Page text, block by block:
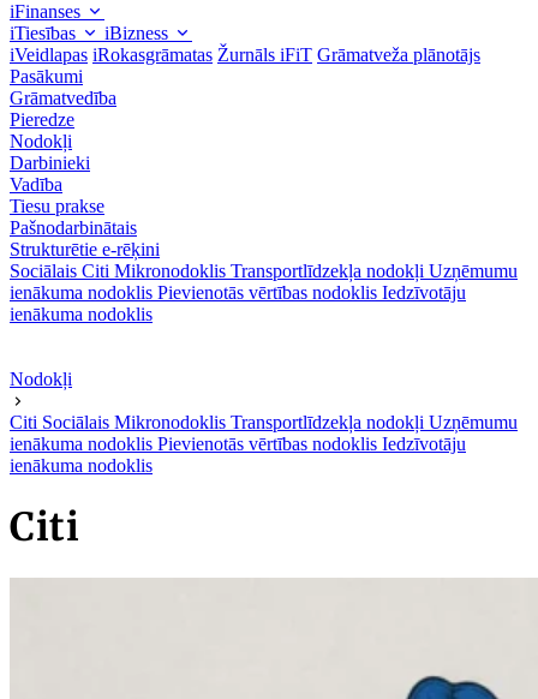
iFinanses
iTiesības
iBizness
iVeidlapas iRokasgrāmatas Žurnāls iFiT Grāmatveža plānotājs
Pasākumi
Grāmatvedība
Pieredze
Nodokļi
Darbinieki
Vadība
Tiesu prakse
Pašnodarbinātais
Strukturētie e-rēķini
Sociālais Citi Mikronodoklis Transportlīdzekļa nodokļi Uzņēmumu
ienākuma nodoklis Pievienotās vērtības nodoklis Iedzīvotāju
ienākuma nodoklis
Nodokļi
Citi Sociālais Mikronodoklis Transportlīdzekļa nodokļi Uzņēmumu
ienākuma nodoklis Pievienotās vērtības nodoklis Iedzīvotāju
ienākuma nodoklis
Citi